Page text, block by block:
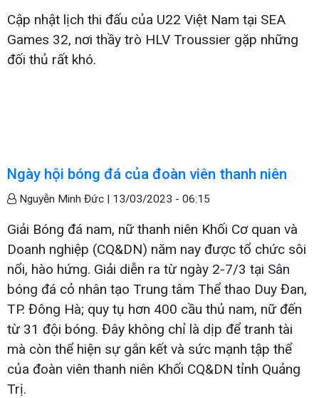
Cập nhật lịch thi đấu của U22 Việt Nam tại SEA
Games 32, nơi thầy trò HLV Troussier gặp những
đối thủ rất khó.
Ngày hội bóng đá của đoàn viên thanh niên
Nguyễn Minh Đức | 13/03/2023 - 06:15
Giải Bóng đá nam, nữ thanh niên Khối Cơ quan và
Doanh nghiệp (CQ&DN) năm nay được tổ chức sôi
nổi, hào hứng. Giải diễn ra từ ngày 2-7/3 tại Sân
bóng đá cỏ nhân tạo Trung tâm Thể thao Duy Đan,
TP. Đông Hà; quy tụ hơn 400 cầu thủ nam, nữ đến
từ 31 đội bóng. Đây không chỉ là dịp để tranh tài
mà còn thể hiện sự gắn kết và sức mạnh tập thể
của đoàn viên thanh niên Khối CQ&DN tỉnh Quảng
Trị.